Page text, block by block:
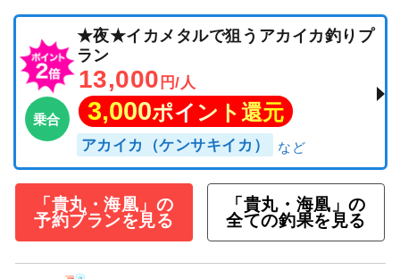
乗合
★夜★イカメタルで狙うアカイカ釣りプ
ラン
13,000 円/人
3,000ポイント還元
アカイカ（ケンサキイカ）
「貴丸・海凰」の
予約プランを見る
「貴丸・海凰」の
全ての釣果を見る